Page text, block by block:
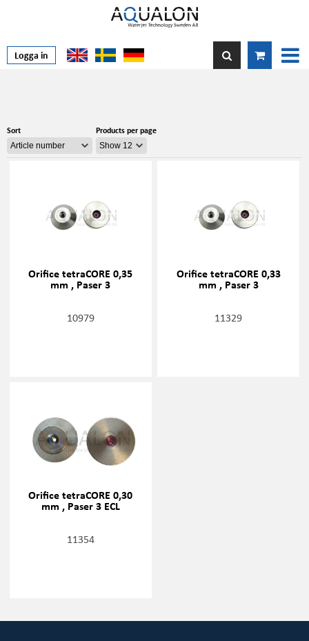
Logga in
Sort Products per page
Orifice tetraCORE 0,35
mm , Paser 3
10979
Orifice tetraCORE 0,33
mm , Paser 3
11329
Orifice tetraCORE 0,30
mm , Paser 3 ECL
11354